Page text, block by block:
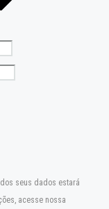
seus dados estará
acesse nossa